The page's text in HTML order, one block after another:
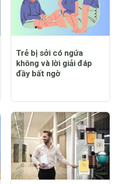
Trẻ bị sởi có ngứa
không và lời giải đáp
đầy bất ngờ